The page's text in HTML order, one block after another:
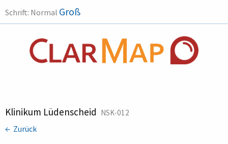
Schrift: Normal Groß
Klinikum Lüdenscheid NSK-012
← Zurück